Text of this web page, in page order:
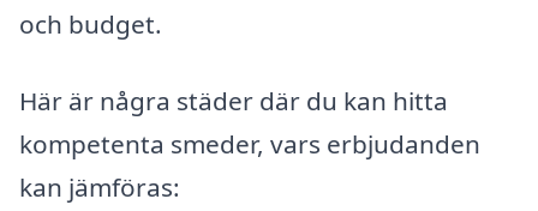
och budget.
Här är några städer där du kan hitta
kompetenta smeder, vars erbjudanden
kan jämföras: